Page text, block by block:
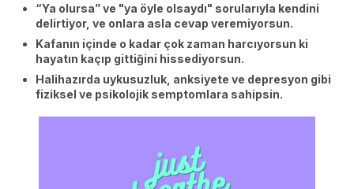
“Ya olursa” ve "ya öyle olsaydı" sorularıyla kendini
delirtiyor, ve onlara asla cevap veremiyorsun.
Kafanın içinde o kadar çok zaman harcıyorsun ki
hayatın kaçıp gittiğini hissediyorsun.
Halihazırda uykusuzluk, anksiyete ve depresyon gibi
fiziksel ve psikolojik semptomlara sahipsin.